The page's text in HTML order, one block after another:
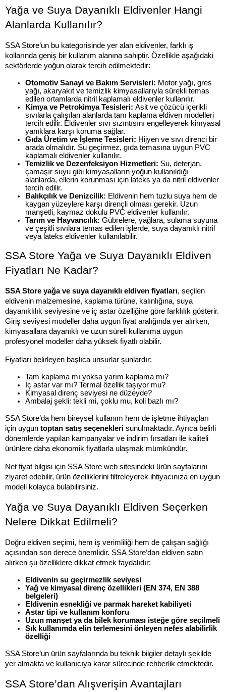
Yağa ve Suya Dayanıklı Eldivenler Hangi
Alanlarda Kullanılır?
SSA Store’un bu kategorisinde yer alan eldivenler, farklı iş
kollarında geniş bir kullanım alanına sahiptir. Özellikle aşağıdaki
sektörlerde yoğun olarak tercih edilmektedir:
Otomotiv Sanayi ve Bakım Servisleri: Motor yağı, gres
yağı, akaryakıt ve temizlik kimyasallarıyla sürekli temas
edilen ortamlarda nitril kaplamalı eldivenler kullanılır.
Kimya ve Petrokimya Tesisleri: Asit ve çözücü içerikli
sıvılarla çalışılan alanlarda tam kaplama eldiven modelleri
tercih edilir. Eldivenler sıvı sızıntısını engelleyerek kimyasal
yanıklara karşı koruma sağlar.
Gıda Üretim ve İşleme Tesisleri: Hijyen ve sıvı direnci bir
arada olmalıdır. Su geçirmez, gıda temasına uygun PVC
kaplamalı eldivenler kullanılır.
Temizlik ve Dezenfeksiyon Hizmetleri: Su, deterjan,
çamaşır suyu gibi kimyasalların yoğun kullanıldığı
alanlarda, ellerin korunması için lateks ya da nitril eldivenler
tercih edilir.
Balıkçılık ve Denizcilik: Eldivenin hem tuzlu suya hem de
kaygan yüzeylere karşı dirençli olması gerekir. Uzun
manşetli, kaymaz dokulu PVC eldivenler kullanılır.
Tarım ve Hayvancılık: Gübrelere, yağlara, sulama suyuna
ve çeşitli sıvılara temas edilen işlerde, suya dayanıklı nitril
veya lateks eldivenler kullanılabilir.
SSA Store Yağa ve Suya Dayanıklı Eldiven
Fiyatları Ne Kadar?
SSA Store yağa ve suya dayanıklı eldiven fiyatları, seçilen
eldivenin malzemesine, kaplama türüne, kalınlığına, suya
dayanıklılık seviyesine ve iç astar özelliğine göre farklılık gösterir.
Giriş seviyesi modeller daha uygun fiyat aralığında yer alırken,
kimyasallara dayanıklı ve uzun süreli kullanıma uygun
profesyonel modeller daha yüksek fiyatlı olabilir.
Fiyatları belirleyen başlıca unsurlar şunlardır:
Tam kaplama mı yoksa yarım kaplama mı?
İç astar var mı? Termal özellik taşıyor mu?
Kimyasal direnç seviyesi ne düzeyde?
Ambalaj şekli: tekli mi, çoklu mu, koli bazlı mı?
SSA Store’da hem bireysel kullanım hem de işletme ihtiyaçları
için uygun toptan satış seçenekleri sunulmaktadır. Ayrıca belirli
dönemlerde yapılan kampanyalar ve indirim fırsatları ile kaliteli
ürünlere daha ekonomik fiyatlarla ulaşmak mümkündür.
Net fiyat bilgisi için SSA Store web sitesindeki ürün sayfalarını
ziyaret edebilir, ürün özelliklerini filtreleyerek ihtiyacınıza en uygun
modeli kolayca bulabilirsiniz.
Yağa ve Suya Dayanıklı Eldiven Seçerken
Nelere Dikkat Edilmeli?
Doğru eldiven seçimi, hem iş verimliliği hem de çalışan sağlığı
açısından son derece önemlidir. SSA Store’dan eldiven satın
alırken şu özelliklere dikkat etmek faydalıdır:
Eldivenin su geçirmezlik seviyesi
Yağ ve kimyasal direnç özellikleri (EN 374, EN 388
belgeleri)
Eldivenin esnekliği ve parmak hareket kabiliyeti
Astar tipi ve kullanım konforu
Uzun manşet ya da bilek koruması isteğe göre seçilmeli
Sık kullanımda elin terlemesini önleyen nefes alabilirlik
özelliği
SSA Store’un ürün sayfalarında bu teknik bilgiler detaylı şekilde
yer almakta ve kullanıcıya karar sürecinde rehberlik etmektedir.
SSA Store’dan Alışverişin Avantajları